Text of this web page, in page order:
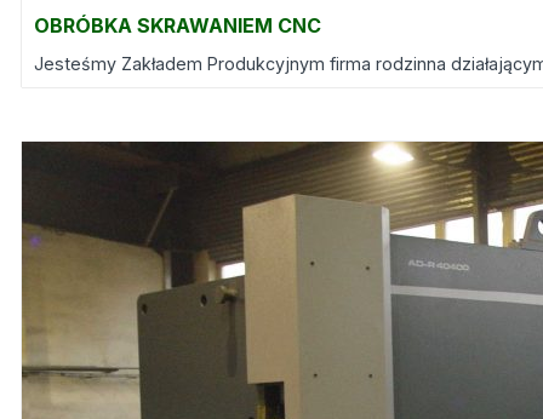
OBRÓBKA SKRAWANIEM CNC
Jesteśmy Zakładem Produkcyjnym firma rodzinna